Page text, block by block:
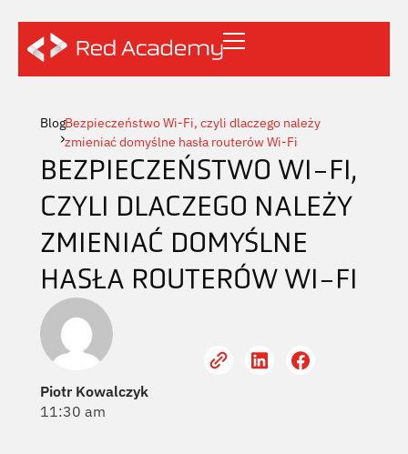
BlogBezpieczeństwo Wi-Fi, czyli dlaczego należy
zmieniać domyślne hasła routerów Wi-Fi
BEZPIECZEŃSTWO WI-FI,
CZYLI DLACZEGO NALEŻY
ZMIENIAĆ DOMYŚLNE
HASŁA ROUTERÓW WI-FI
Piotr Kowalczyk
11:30 am